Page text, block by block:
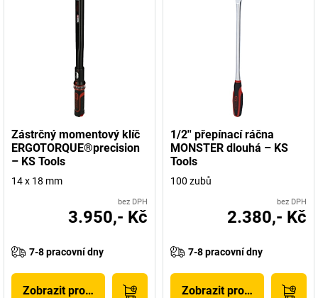
Zástrčný momentový klíč
ERGOTORQUE®precision
– KS Tools
14 x 18 mm
bez DPH
3.950,- Kč
7-8 pracovní dny
Zobrazit produkt
1/2'' přepínací ráčna
MONSTER dlouhá – KS
Tools
100 zubů
bez DPH
2.380,- Kč
7-8 pracovní dny
Zobrazit produkt